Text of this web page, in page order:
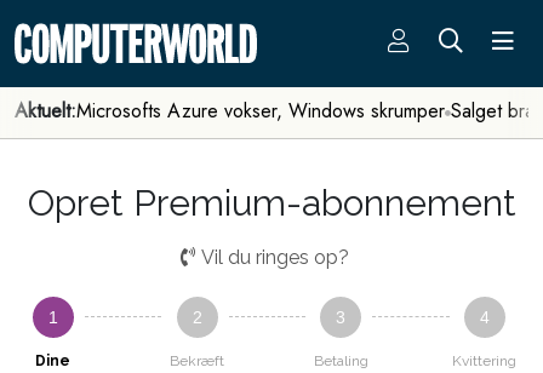
Aktuelt:Microsofts Azure vokser, Windows skrumper Salget
Opret Premium-abonnement
Vil du ringes op?
1
Dine
2
Bekræft
3
Betaling
4
Kvittering